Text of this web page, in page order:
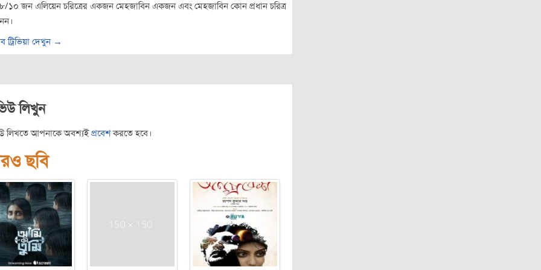
৮/১০ জন এলিয়েন চরিত্রের একজন মেহজাবিন একজন এবং মেহজাবিন কোন প্রধান চরিত্র
নন।
ট্রিভিয়া দেখুন →
লিখুন
লিখতে আপনাকে অবশ্যইপ্রবেশকরতে হবে।
ছবি